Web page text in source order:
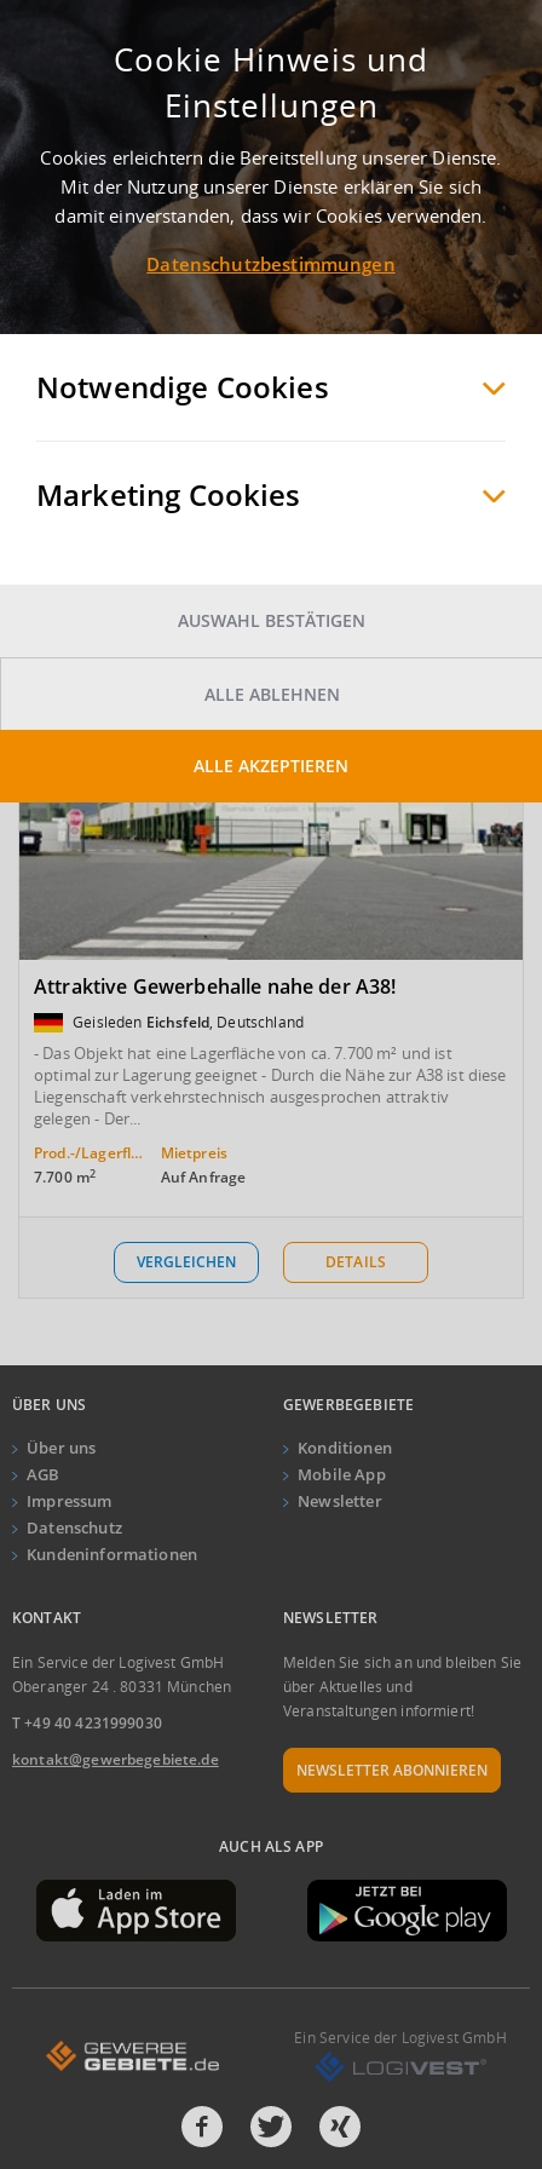
1 Treffer -Lagerhalle mieten in Geisleden
Geisleden Hallen/Produktion zur Miete
Möchten Sie diese Suche als Suchauftrag
Objekte informiert werden?
Attraktive Gewerbehalle nahe der A38!
Geisleden Eichsfeld, Deutschland
- Das Objekt hat eine Lagerfläche von ca. 7.700 m² und ist
optimal zur Lagerung geeignet - Durch die Nähe zur A38 ist diese
Liegenschaft verkehrstechnisch ausgesprochen attraktiv
gelegen - Der...
Prod.-/Lagerfläche
7.700 m2
Mietpreis
Auf Anfrage
VERGLEICHEN DETAILS
ÜBER UNS
Über uns
AGB
Impressum
Datenschutz
Kundeninformationen
GEWERBEGEBIETE
Konditionen
Mobile App
Newsletter
KONTAKT
Ein Service der Logivest GmbH
Oberanger 24 . 80331 München
T +49 40 4231999030
kontakt@gewerbegebiete.de
NEWSLETTER
Melden Sie sich an und bleiben Sie
über Aktuelles und
Veranstaltungen informiert!
NEWSLETTER ABONNIEREN
AUCH ALS APP
Cookie Hinweis und
Einstellungen
Cookies erleichtern die Bereitstellung unserer Dienste.
Mit der Nutzung unserer Dienste erklären Sie sich
damit einverstanden, dass wir Cookies verwenden.
Datenschutzbestimmungen
Notwendige Cookies
Marketing Cookies
AUSWAHL BESTÄTIGEN
ALLE ABLEHNEN
ALLE AKZEPTIEREN
Ein Service der Logivest GmbH